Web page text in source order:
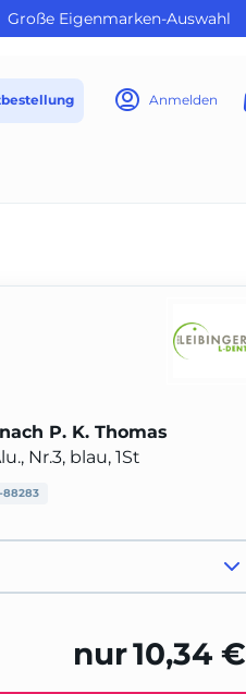
Große Eigenmarken-Auswahl
Anmelden
P. K. Thomas
Nr.3, blau, 1St
88283
nur10,34 €